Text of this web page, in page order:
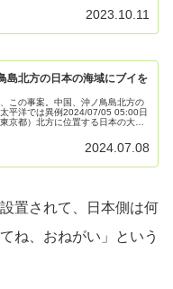
2023.10.11
島北方の日本の海域にブイを
この事案。中国、沖ノ鳥島北方の
平洋では異例2024/07/05 05:00日
京都）北方に位置する日本の大陸
2024.07.08
置されて、日本側は何
ね、おねがい」という